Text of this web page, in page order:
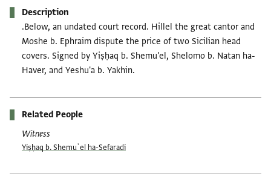
Description
.Below, an undated court record. Hillel the great cantor and
Moshe b. Ephraim dispute the price of two Sicilian head
covers. Signed by Yiṣḥaq b. Shemu'el, Shelomo b. Natan ha-
Haver, and Yeshu'a b. Yakhin.
Related People
Witness
Yiṣḥaq b. Shemuʾel ha-Sefaradi